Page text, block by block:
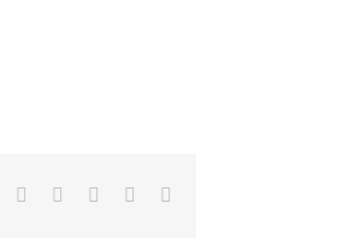
LinkedInWhatsApp
TumblrPinterest